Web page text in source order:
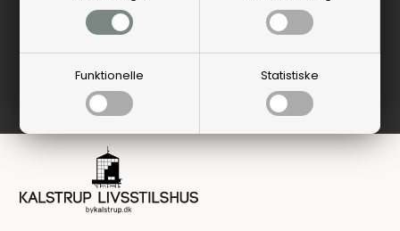
Funktionelle Statistiske